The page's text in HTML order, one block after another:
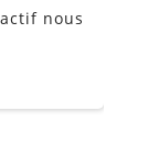
nous